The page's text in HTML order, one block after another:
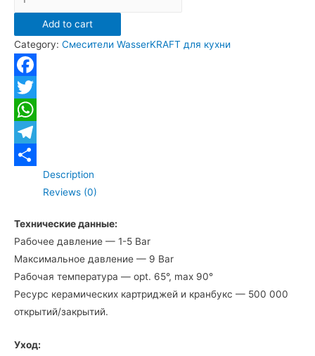
Смеситель
WasserKRAFT
Dinkel
5807
для
кухни
quantity
Add to cart
Category: Смесители WasserKRAFT для кухни
Facebook
Twitter
WhatsApp
Telegram
ОтправитьDescription
Reviews (0)
Технические данные:
Рабочее давление — 1-5 Bar
Максимальное давление — 9 Bar
Рабочая температура — opt. 65°, max 90°
Ресурс керамических картриджей и кранбукс — 500 000
открытий/закрытий.
Уход: